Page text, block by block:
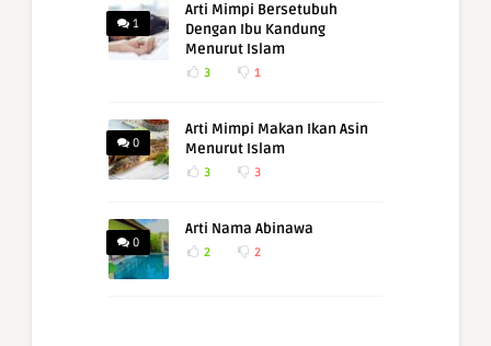
1
Arti Mimpi Bersetubuh
Dengan Ibu Kandung
Menurut Islam
3 1
0
Arti Mimpi Makan Ikan Asin
Menurut Islam
3 3
0
Arti Nama Abinawa
2 2